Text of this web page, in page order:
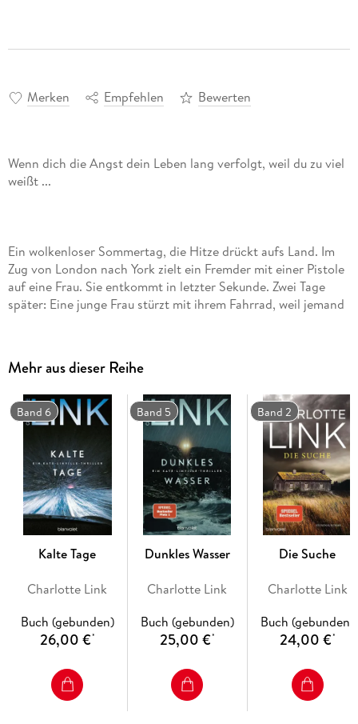
Merken Empfehlen Bewerten
Wenn dich die Angst dein Leben lang verfolgt, weil du zu viel
Ein wolkenloser Sommertag, die Hitze drückt aufs Land. Im
Zug von London nach York zielt ein Fremder mit einer Pistole
auf eine Frau. Sie entkommt in letzter Sekunde. Zwei Tage
später: Eine junge Frau stürzt mit ihrem Fahrrad, weil jemand
Die Frauen stehen in keiner Verbindung zueinander, aber die
Kate Linville, neu bei der North Yorkshire Police, wird sofort
in die Ermittlungen hineingezogen. Sie kommt einem
grausamen Geheimnis auf die Spur und gerät selbst in
tödliche Gefahr. Denn der Täter, der eine vermeintliche
Schuld rächen will, gibt nicht auf ...
Mehr aus dieser Reihe
Band 6
Kalte Tage
Charlotte Link
Buch (gebunden)
26,00 €*
Band 5
Dunkles Wasser
Charlotte Link
Buch (gebunden)
25,00 €*
Band 2
Die Suche
Charlotte Link
Buch (gebunden)
24,00 €*